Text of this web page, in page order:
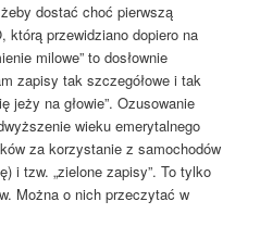
dostać choć pierwszą
którą przewidziano dopiero na
milowe” to dosłownie
zapisy tak szczegółowe i tak
jeży na głowie”. Ozusowanie
wieku emerytalnego
za korzystanie z samochodów
i tzw. „zielone zapisy”. To tylko
Można o nich przeczytać w